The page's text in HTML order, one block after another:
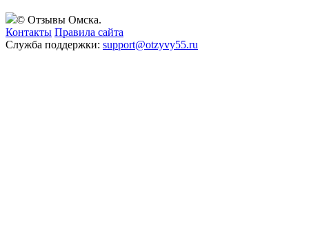
© Отзывы Омска.
Контакты Правила сайта
Служба поддержки: support@otzyvy55.ru